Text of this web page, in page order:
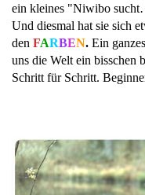
ein kleines "Niwibo
Und diesmal hat sie sich
den FARBEN. Ein
uns die Welt ein bisschen
Schritt für Schritt.